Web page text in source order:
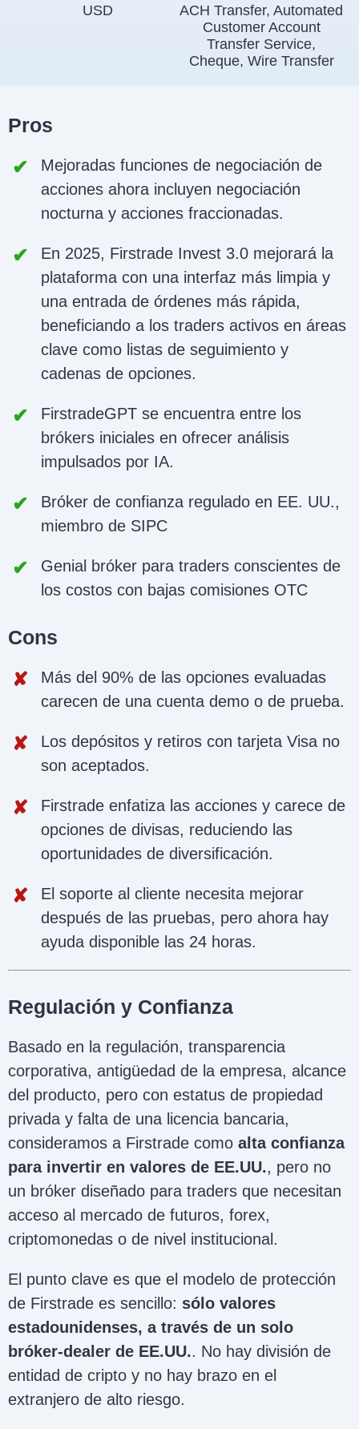
USD
ACH Transfer, Automated
Customer Account
Transfer Service,
Cheque, Wire Transfer
Pros
Mejoradas funciones de negociación de
acciones ahora incluyen negociación
nocturna y acciones fraccionadas.
En 2025, Firstrade Invest 3.0 mejorará la
plataforma con una interfaz más limpia y
una entrada de órdenes más rápida,
beneficiando a los traders activos en áreas
clave como listas de seguimiento y
cadenas de opciones.
FirstradeGPT se encuentra entre los
brókers iniciales en ofrecer análisis
impulsados por IA.
Bróker de confianza regulado en EE. UU.,
miembro de SIPC
Genial bróker para traders conscientes de
los costos con bajas comisiones OTC
Cons
Más del 90% de las opciones evaluadas
carecen de una cuenta demo o de prueba.
Los depósitos y retiros con tarjeta Visa no
son aceptados.
Firstrade enfatiza las acciones y carece de
opciones de divisas, reduciendo las
oportunidades de diversificación.
El soporte al cliente necesita mejorar
después de las pruebas, pero ahora hay
ayuda disponible las 24 horas.
Regulación y Confianza
Basado en la regulación, transparencia
corporativa, antigüedad de la empresa, alcance
del producto, pero con estatus de propiedad
privada y falta de una licencia bancaria,
consideramos a Firstrade como alta confianza
para invertir en valores de EE.UU., pero no
un bróker diseñado para traders que necesitan
acceso al mercado de futuros, forex,
criptomonedas o de nivel institucional.
El punto clave es que el modelo de protección
de Firstrade es sencillo: sólo valores
estadounidenses, a través de un solo
bróker-dealer de EE.UU.. No hay división de
entidad de cripto y no hay brazo en el
extranjero de alto riesgo.